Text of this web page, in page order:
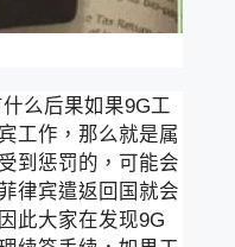
么后果如果9G工
工作，那么就是属
到惩罚的，可能会
律宾遣返回国就会
此大家在发现9G